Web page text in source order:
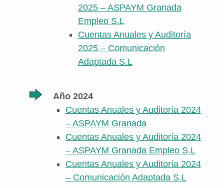
2025 – ASPAYM Granada
Empleo S.L
Cuentas Anuales y Auditoría
2025 – Comunicación
Adaptada S.L
Año 2024
Cuentas Anuales y Auditoría 2024
– ASPAYM Granada
Cuentas Anuales y Auditoría 2024
– ASPAYM Granada Empleo S.L
Cuentas Anuales y Auditoría 2024
– Comunicación Adaptada S.L